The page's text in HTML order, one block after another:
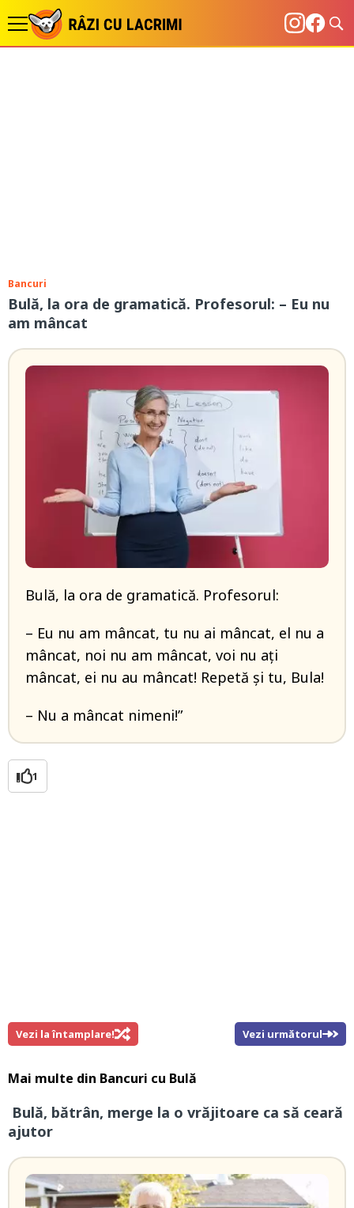
Bancuri
Bulă, la ora de gramatică. Profesorul: – Eu nu
am mâncat
Bulă, la ora de gramatică. Profesorul:
– Eu nu am mâncat, tu nu ai mâncat, el nu a
mâncat, noi nu am mâncat, voi nu aţi
mâncat, ei nu au mâncat! Repetă şi tu, Bula!
– Nu a mâncat nimeni!”
1
Vezi la întamplare! Vezi următorul
Mai multe din Bancuri cu Bulă
Bulă, bătrân, merge la o vrăjitoare ca să ceară
ajutor